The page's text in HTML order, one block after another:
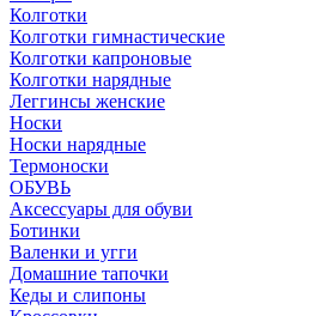
Колготки
Колготки гимнастические
Колготки капроновые
Колготки нарядные
Леггинсы женские
Носки
Носки нарядные
Термоноски
ОБУВЬ
Аксессуары для обуви
Ботинки
Валенки и угги
Домашние тапочки
Кеды и слипоны